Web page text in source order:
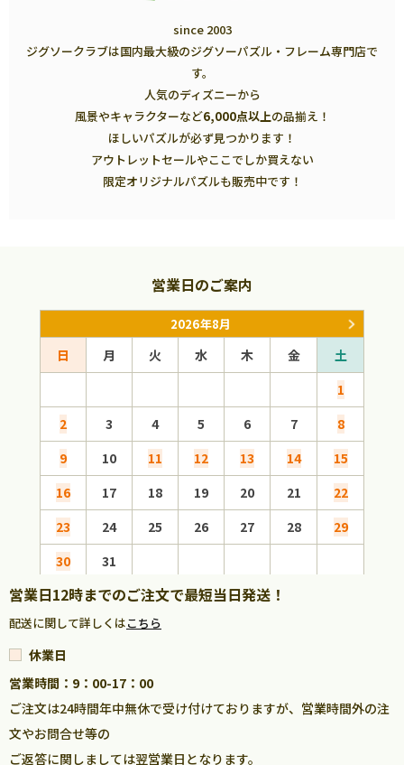
since 2003
ジグソークラブは国内最大級のジグソーパズル・フレーム専門店で
す。
人気のディズニーから
風景やキャラクターなど6,000点以上の品揃え！
ほしいパズルが必ず見つかります！
アウトレットセールやここでしか買えない
限定オリジナルパズルも販売中です！
営業日のご案内
2026年8月
日 月 火 水 木 金
土
1
2
3 4 5 6 7
8
9
10 11 12 13 14
15
16
17 18 19 20 21
22
23
24 25 26 27 28
29
30
31
営業日12時までのご注文で最短当日発送！
配送に関して詳しくはこちら
休業日
営業時間：9：00-17：00
ご注文は24時間年中無休で受け付けておりますが、営業時間外の注
文やお問合せ等の
ご返答に関しましては翌営業日となります。